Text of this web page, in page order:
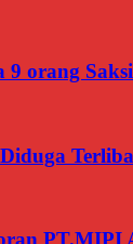
9 orang Saksi